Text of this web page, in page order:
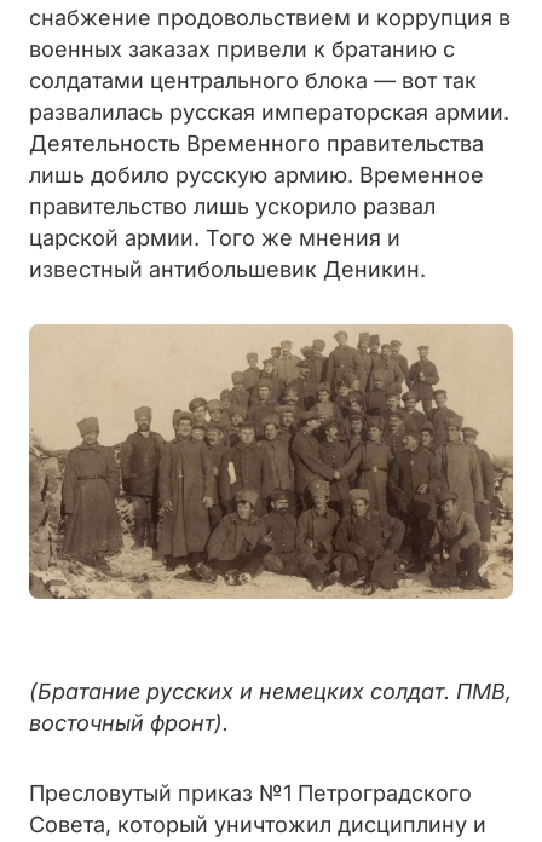
снабжение продовольствием и коррупция в
военных заказах привели к братанию с
солдатами центрального блока — вот так
развалилась русская императорская армии.
Деятельность Временного правительства
лишь добило русскую армию. Временное
правительство лишь ускорило развал
царской армии. Того же мнения и
известный антибольшевик Деникин.
(Братание русских и немецких солдат. ПМВ,
восточный фронт).
Пресловутый приказ №1 Петроградского
Совета, который уничтожил дисциплину и